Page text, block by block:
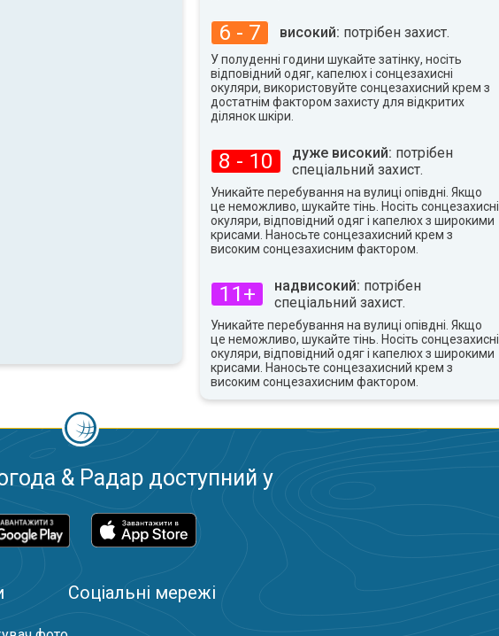
6 - 7 високий: потрібен захист.
У полуденні години шукайте затінку, носіть
відповідний одяг, капелюх і сонцезахисні
окуляри, використовуйте сонцезахисний крем з
достатнім фактором захисту для відкритих
ділянок шкіри.
8 - 10 дуже високий: потрібен
спеціальний захист.
Уникайте перебування на вулиці опівдні. Якщо
це неможливо, шукайте тінь. Носіть сонцезахисні
окуляри, відповідний одяг і капелюх з широкими
крисами. Наносьте сонцезахисний крем з
високим сонцезахисним фактором.
11+ надвисокий: потрібен
спеціальний захист.
Уникайте перебування на вулиці опівдні. Якщо
це неможливо, шукайте тінь. Носіть сонцезахисні
окуляри, відповідний одяг і капелюх з широкими
крисами. Наносьте сонцезахисний крем з
високим сонцезахисним фактором.
& Радар доступний у
Соціальні мережі